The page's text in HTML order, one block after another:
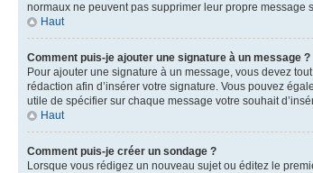
normaux ne peuvent pas supprimer leur propre message
Haut
Comment puis-je ajouter une signature à un message ?
Pour ajouter une signature à un message, vous devez
rédaction afin d’insérer votre signature. Vous pouvez
utile de spécifier sur chaque message votre souhait
Haut
Comment puis-je créer un sondage ?
Lorsque vous rédigez un nouveau sujet ou éditez le